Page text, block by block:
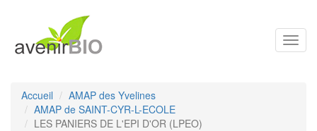
Accueil
AMAP des Yvelines
AMAP de SAINT-CYR-L-ECOLE
LES PANIERS DE L'EPI D'OR (LPEO)